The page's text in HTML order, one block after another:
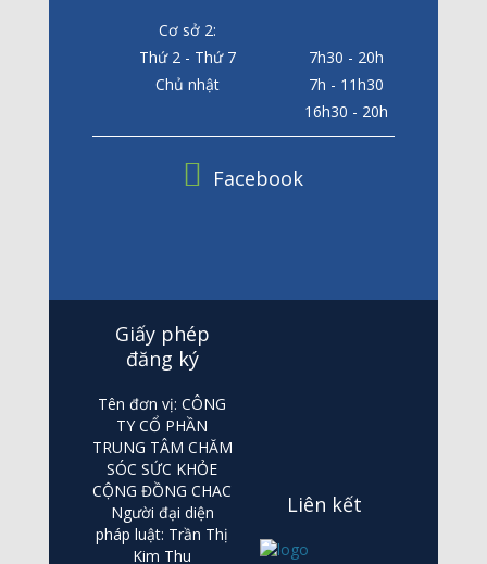
Cơ sở 2:
Thứ 2 - Thứ 7
7h30 - 20h
Chủ nhật
7h - 11h30
16h30 - 20h
Facebook
Giấy phép
đăng ký
Tên đơn vị: CÔNG
TY CỔ PHẦN
TRUNG TÂM CHĂM
SÓC SỨC KHỎE
CỘNG ĐỒNG CHAC
Người đại diện
pháp luật: Trần Thị
Kim Thu
Liên kết